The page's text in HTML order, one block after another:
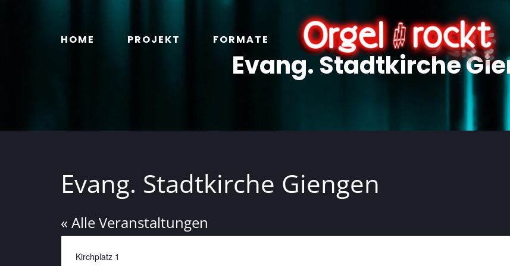
HOME PROJEKT FORMATE
Evang. Stadtkirche
Evang. Stadtkirche Giengen
« Alle Veranstaltungen
Adresse
Kirchplatz 1